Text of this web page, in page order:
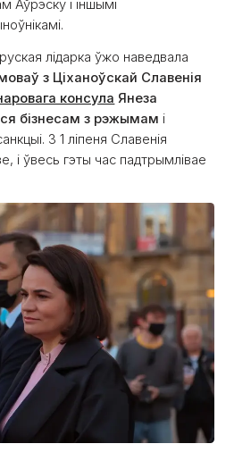
Аўрэску і іншымі
лідарка ўжо наведвала
з Ціханоўскай Славенія
консула Янеза
бізнесам з рэжымам і
З 1 ліпеня Славенія
і ўвесь гэты час падтрымлівае